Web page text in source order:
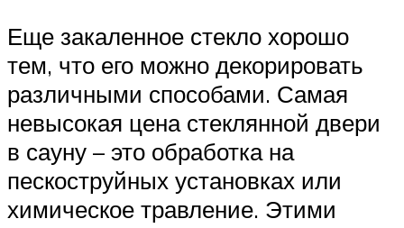
Еще закаленное стекло хорошо
тем, что его можно декорировать
различными способами. Самая
невысокая цена стеклянной двери
в сауну – это обработка на
пескоструйных установках или
химическое травление. Этими